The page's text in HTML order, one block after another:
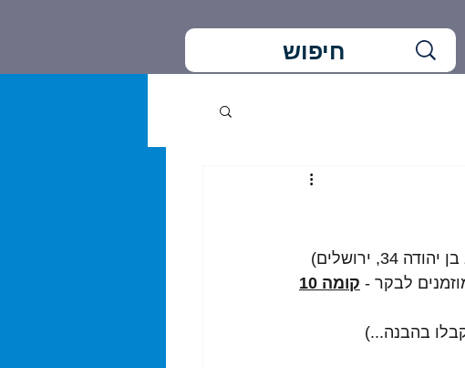
שמחים לבשר שמשרדנו עבר למענו החדש - אותו מקום ('מגדל העיר', רחוב בן יהודה 34, ירושלים)
לבקר - קומה 10
בהבנה...)